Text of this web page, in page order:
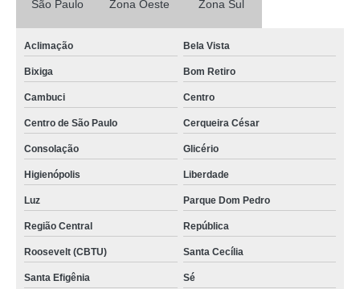
São Paulo Zona Oeste Zona Sul
Aclimação Bela Vista
Bixiga Bom Retiro
Cambuci Centro
Centro de São Paulo Cerqueira César
Consolação Glicério
Higienópolis Liberdade
Luz Parque Dom Pedro
Região Central República
Roosevelt (CBTU) Santa Cecília
Santa Efigênia Sé